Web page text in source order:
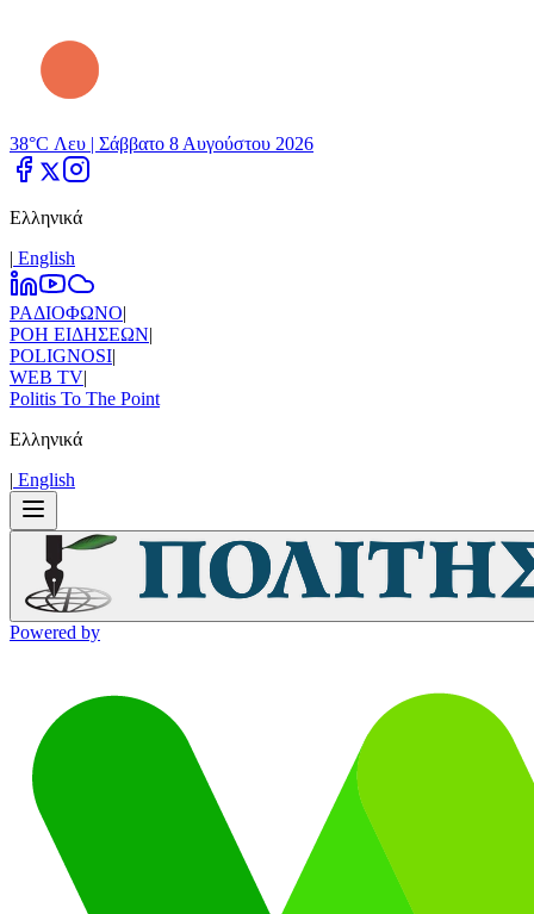
38°C Λευ | Σάββατο 8 Αυγούστου 2026
Ελληνικά
| Εnglish
ΡΑΔΙΟΦΩΝΟ|
ΡΟΗ ΕΙΔΗΣΕΩΝ|
POLIGNOSI|
WEB TV|
Politis To The Point
Ελληνικά
| Εnglish
Powered by